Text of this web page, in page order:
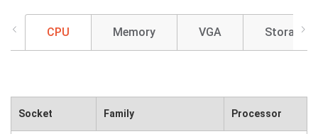
CPU Memory VGA Storage
Socket Family Processor